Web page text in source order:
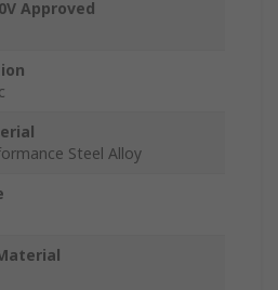
Approved
Steel Alloy